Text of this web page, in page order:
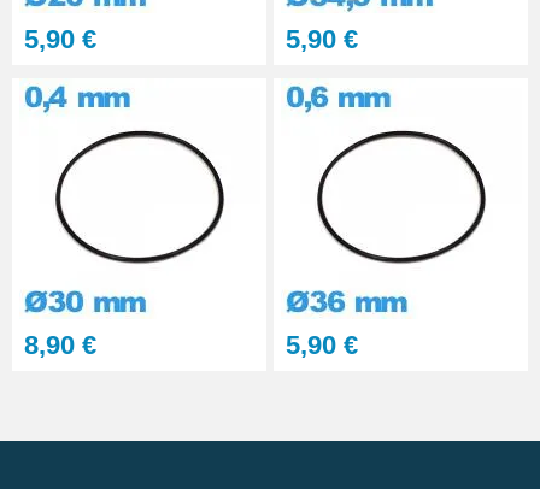
5,90 € 5,90 €
8,90 € 5,90 €